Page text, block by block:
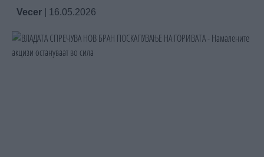
Vecer 16.05.2026